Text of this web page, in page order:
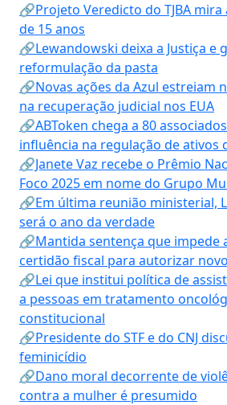
🔗Projeto Veredicto do TJBA mira
de 15 anos
🔗Lewandowski deixa a Justiça e
reformulação da pasta
🔗Novas ações da Azul estreiam
na recuperação judicial nos EUA
🔗ABToken chega a 80
influência na regulação de ativos
🔗Janete Vaz recebe o Prêmio
Foco 2025 em nome do Grupo
🔗Em última reunião ministerial,
será o ano da verdade
🔗Mantida sentença que impede
certidão fiscal para autorizar
🔗Lei que institui política de
a pessoas em tratamento
constitucional
🔗Presidente do STF e do CNJ
feminicídio
🔗Dano moral decorrente de
contra a mulher é presumido